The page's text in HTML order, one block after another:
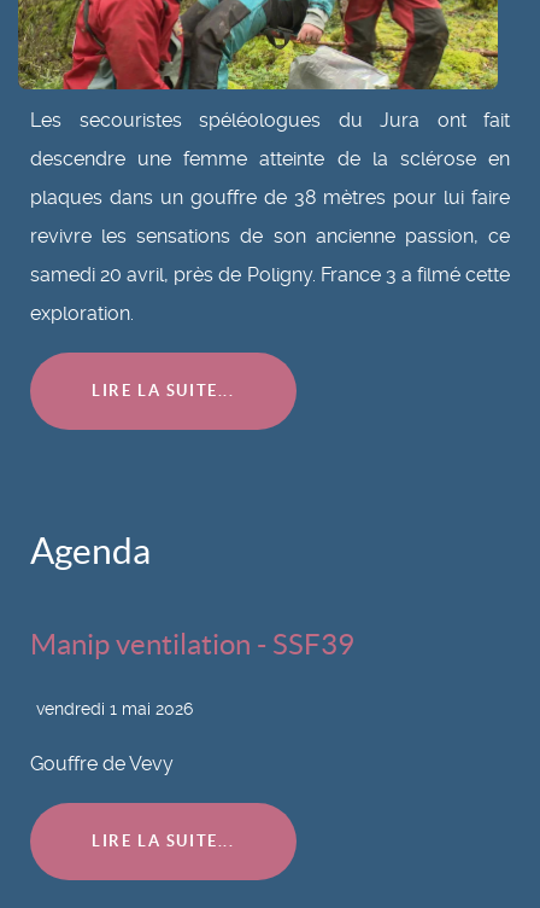
Les secouristes spéléologues du Jura ont fait
descendre une femme atteinte de la sclérose en
plaques dans un gouffre de 38 mètres pour lui faire
revivre les sensations de son ancienne passion, ce
samedi 20 avril, près de Poligny. France 3 a filmé cette
exploration.
LIRE LA SUITE...
Agenda
Manip ventilation - SSF39
vendredi 1 mai 2026
Gouffre de Vevy
LIRE LA SUITE...